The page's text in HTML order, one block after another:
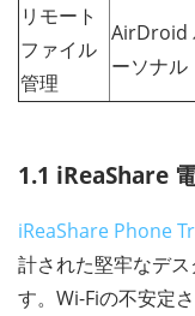
リモート
ファイル
管理
AirDroid
ーソナル
1.1 iReaShare
iReaShare Phone
計された堅牢なデ
す。Wi-Fiの不安定